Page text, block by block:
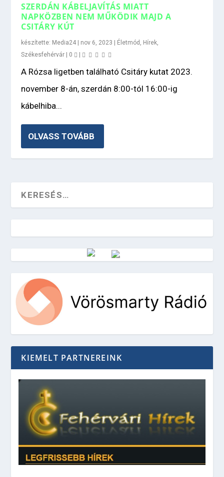
SZERDÁN KÁBELJAVÍTÁS MIATT
NAPKÖZBEN NEM MŰKÖDIK MAJD A
CSITÁRY KÚT
készítette: Media24 | nov 6, 2023 | Életmód Hírek
Székesfehérvár | 0 |
A Rózsa ligetben található Csitáry kutat 2023.
november 8-án, szerdán 8:00-tól 16:00-ig
kábelhiba...
OLVASS TOVÁBB
Vörösmarty Rádió
KIEMELT PARTNEREINK